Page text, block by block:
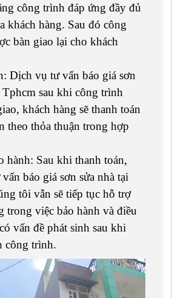
công trình đáp ứng đầy đủ
khách hàng. Sau đó công
bàn giao lại cho khách
Dịch vụ tư vấn báo giá sơn
Tphcm sau khi công trình
khách hàng sẽ thanh toán
theo thỏa thuận trong hợp
hành: Sau khi thanh toán,
báo giá sơn sửa nhà tại
tôi vẫn sẽ tiếp tục hỗ trợ
trong việc bảo hành và điều
vấn đề phát sinh sau khi
công trình.